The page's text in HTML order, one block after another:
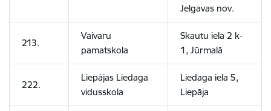
Jelgavas nov.
213.
Vaivaru
pamatskola
Skautu iela 2 k-
1, Jūrmalā
222.
Liepājas Liedaga
vidusskola
Liedaga iela 5,
Liepāja